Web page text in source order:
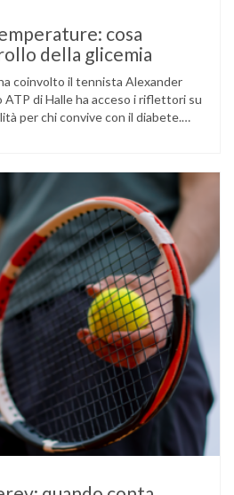
cosa
della glicemia
coinvolto il tennista Alexander
di Halle ha acceso i riflettori su
per chi convive con il diabete.
…